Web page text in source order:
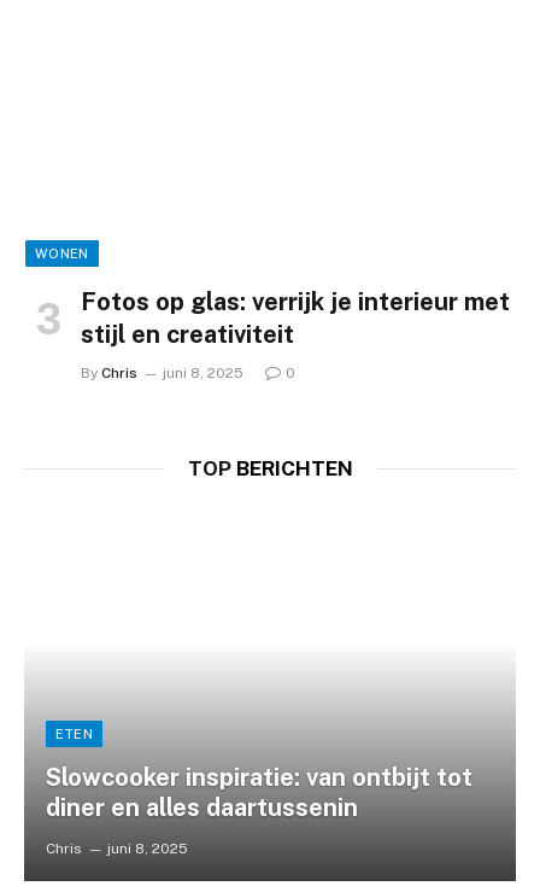
WONEN
Fotos op glas: verrijk je interieur met
stijl en creativiteit
By Chris juni 8, 2025 0
TOPBERICHTEN
ETEN
Slowcooker inspiratie: van ontbijt tot
diner en alles daartussenin
Chris juni 8, 2025